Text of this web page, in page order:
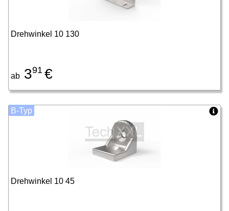
Drehwinkel 10 130
ab 391 €
Drehwinkel 10 45
B-Typ